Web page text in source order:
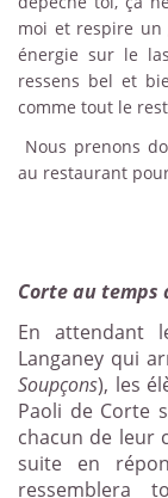
moi et respire un
énergie sur le
ressens bel et
comme tout le
Nous prenons
au restaurant
Corte au temps
En attendant
Langaney qui
Soupçons), les
Paoli de Corte
chacun de leur
suite en
ressemblera